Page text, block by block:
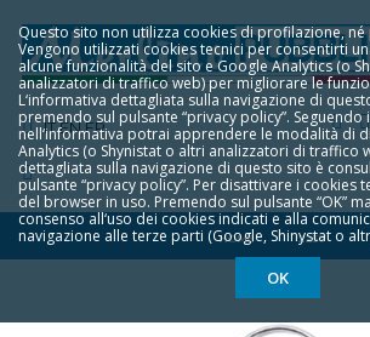
Questo sito non utilizza cookies di profilazione,
Vengono utilizzati cookies tecnici per consentirti
alcune funzionalità del sito e Google Analytics (o
analizzatori di traffico web) per migliorare le
L‘informativa dettagliata sulla navigazione di
premendo sul pulsante “privacy policy”.
nell‘informativa potrai apprendere le modalità di
Analytics (o Shynistat o altri analizzatori di traffico
dettagliata sulla navigazione di questo sito è
pulsante “privacy policy”. Per disattivare i cookies
del browser in uso. Premendo sul pulsante “OK”
consenso all‘uso dei cookies indicati e alla
navigazione alle terze parti (Google, Shinystat o
OK
IT EN FR
HOME 2257